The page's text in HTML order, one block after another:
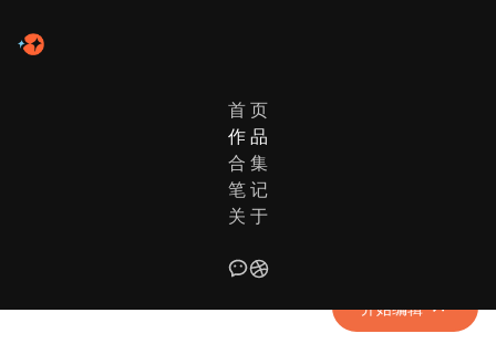
首 页
作 品
合 集
笔 记
关 于
花漾趣玩①· Blooming Fun
开始编辑